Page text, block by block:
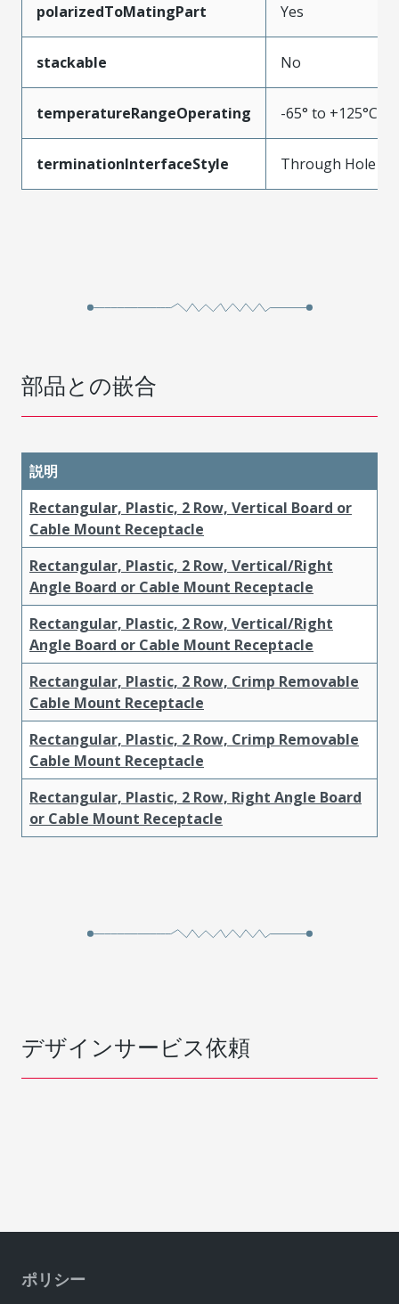
polarizedToMatingPart Yes
stackable No
temperatureRangeOperating -65° to +125°C
terminationInterfaceStyle Through Hole
部品との嵌合
説明
Rectangular, Plastic, 2 Row, Vertical Board or
Cable Mount Receptacle
Rectangular, Plastic, 2 Row, Vertical/Right
Angle Board or Cable Mount Receptacle
Rectangular, Plastic, 2 Row, Vertical/Right
Angle Board or Cable Mount Receptacle
Rectangular, Plastic, 2 Row, Crimp Removable
Cable Mount Receptacle
Rectangular, Plastic, 2 Row, Crimp Removable
Cable Mount Receptacle
Rectangular, Plastic, 2 Row, Right Angle Board
or Cable Mount Receptacle
デザインサービス依頼
ポリシー